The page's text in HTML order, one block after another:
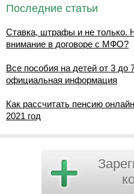
Последние статьи
Ставка, штрафы и не только.
внимание в договоре с МФО?
Все пособия на детей от 3 до
официальная информация
Как рассчитать пенсию
2021 год